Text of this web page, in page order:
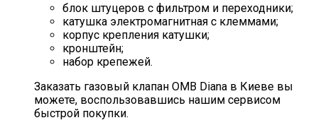
блок штуцеров с фильтром и переходники;
катушка электромагнитная с клеммами;
корпус крепления катушки;
кронштейн;
набор крепежей.
Заказать газовый клапан OMB Diana в Киеве вы
можете, воспользовавшись нашим сервисом
быстрой покупки.